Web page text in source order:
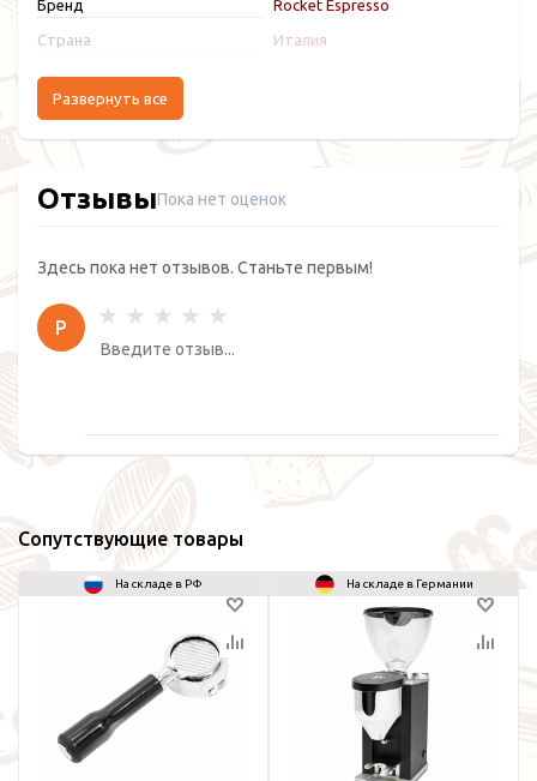
Бренд Rocket Espresso
Страна Италия
Развернуть все
ОтзывыПока нет оценок
Здесь пока нет отзывов. Станьте первым!
Р
Сопутствующие товары
На складе в РФ На складе в Германии